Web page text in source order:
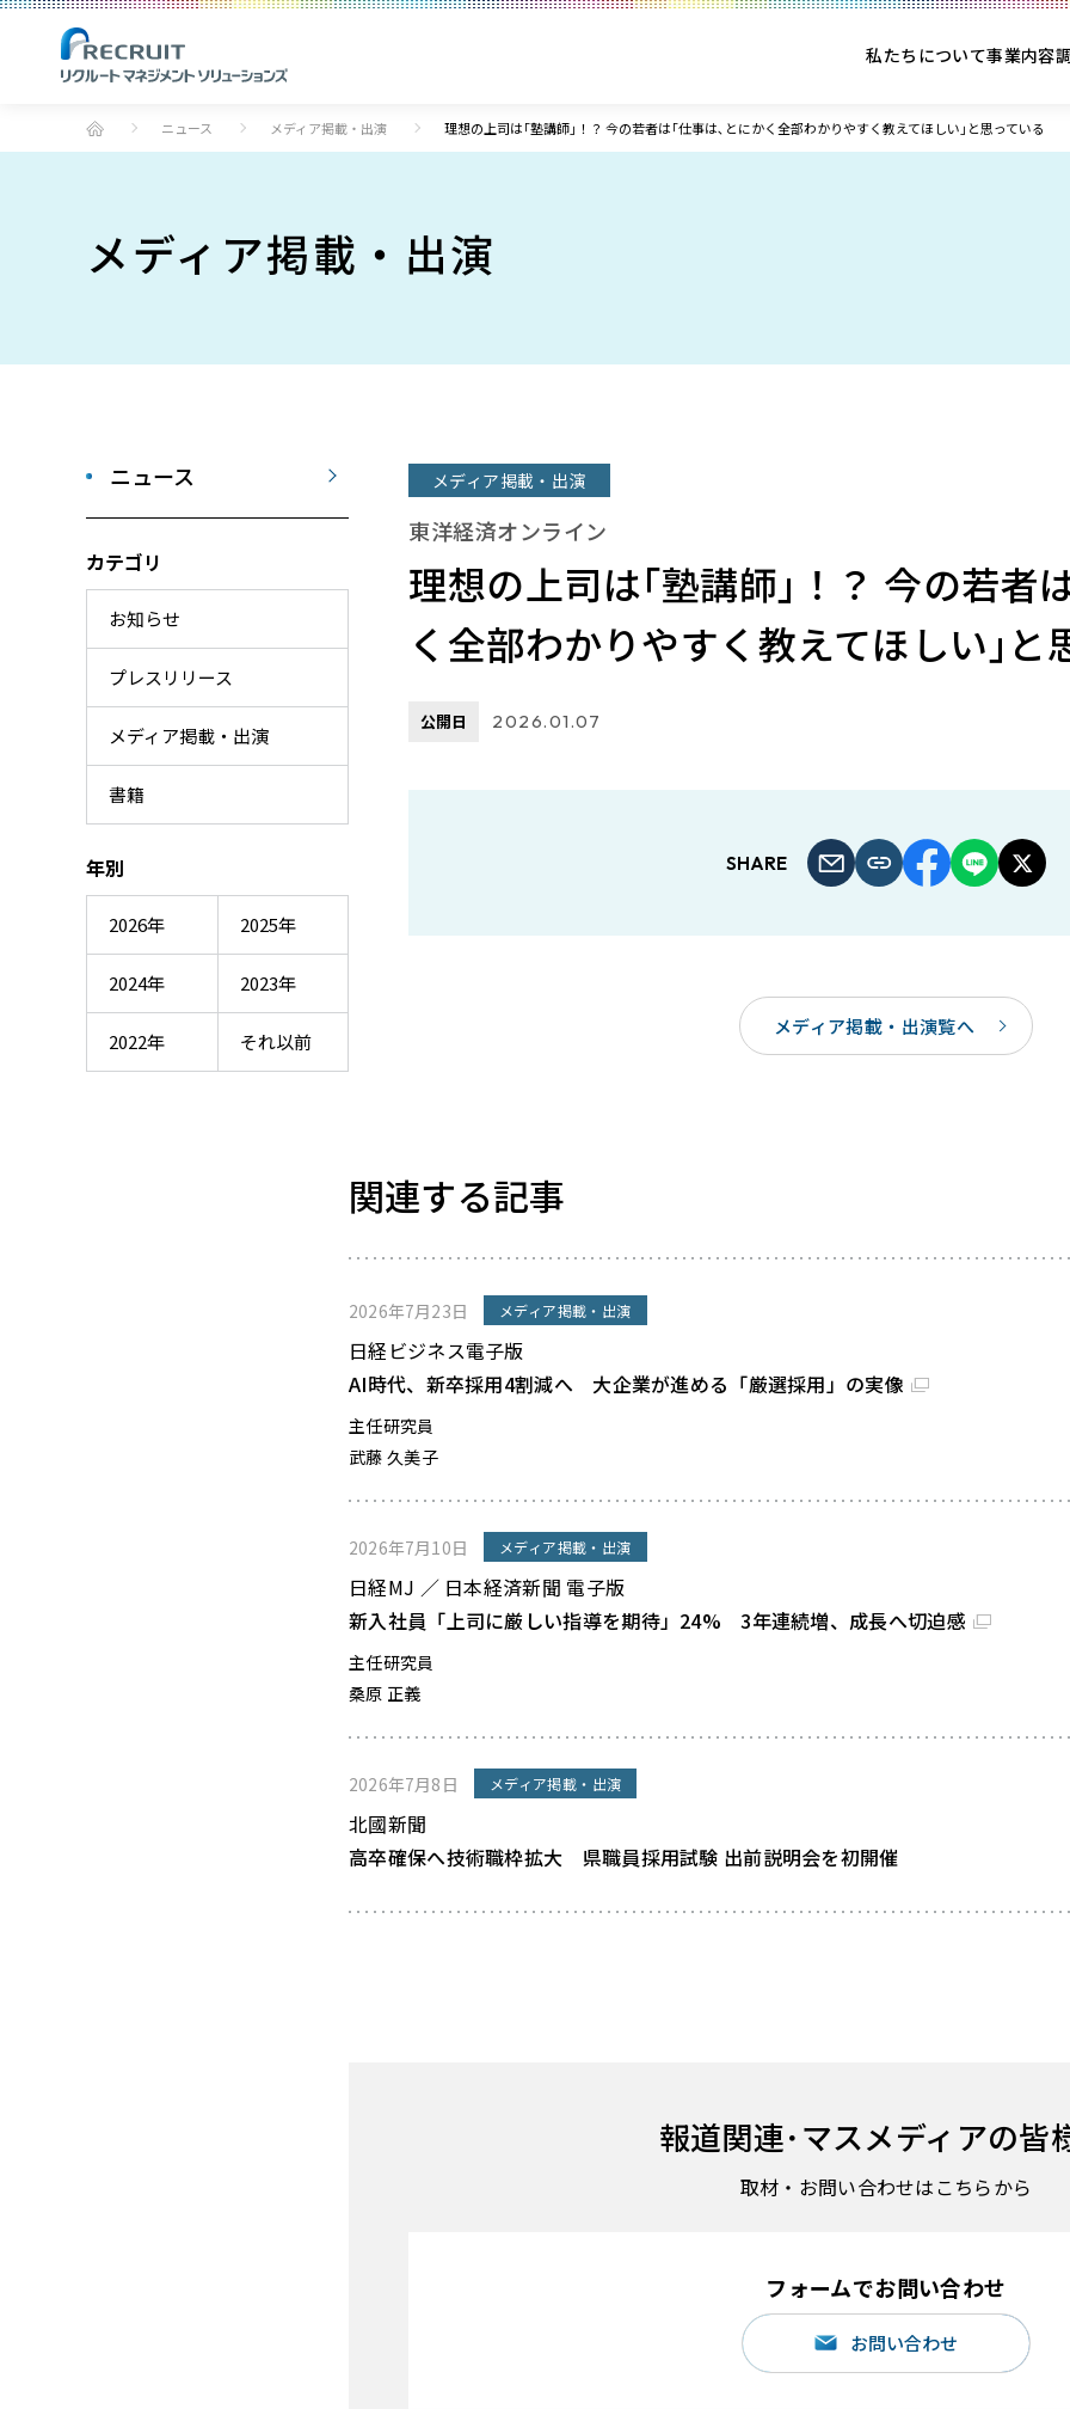
私たちについて事業内容
ニュース メディア掲載・出演 理想の上司は｢塾講師｣！？ 今の若者は｢仕事は､とにかく全部わかりやすく教えてほしい｣と思っている
メディア掲載・出演
ニュース
カテゴリ
お知らせ
プレスリリース
メディア掲載・出演
書籍
年別
2026年 2025年
2024年 2023年
2022年 それ以前
メディア掲載・出演
東洋経済オンライン
理想の上司は｢塾講師｣！？ 今の若者
く全部わかりやすく教えてほしい｣と
公開日 2026.01.07
SHARE
メディア掲載・出演覧へ
関連する記事
2026年7月23日 メディア掲載・出演
日経ビジネス電子版
AI時代、新卒採用4割減へ 大企業が進める「厳選採用」の実像
主任研究員
武藤 久美子
2026年7月10日 メディア掲載・出演
日経MJ ／ 日本経済新聞 電子版
新入社員「上司に厳しい指導を期待」24% 3年連続増、成長へ切迫感
主任研究員
桑原 正義
2026年7月8日 メディア掲載・出演
北國新聞
高卒確保へ技術職枠拡大 県職員採用試験 出前説明会を初開催
報道関連･マスメディアの皆
取材・お問い合わせはこちらから
フォームでお問い合わせ
お問い合わせ